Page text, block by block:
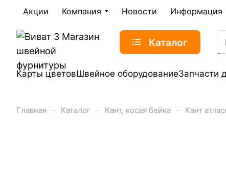
Акции Компания Новости Информация
Каталог
Карты цветовШвейное оборудованиеЗапчасти
Главная – Каталог – Кант, косая бейка – Кант